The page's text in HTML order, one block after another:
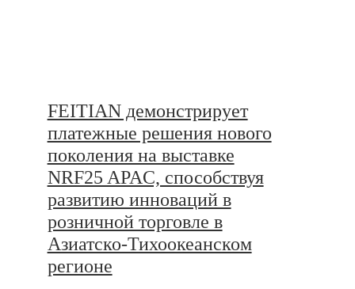
FEITIAN демонстрирует
платежные решения нового
поколения на выставке
NRF25 APAC, способствуя
развитию инноваций в
розничной торговле в
Азиатско-Тихоокеанском
регионе